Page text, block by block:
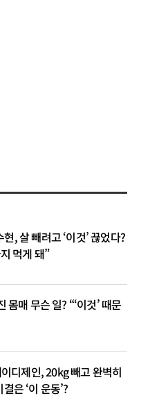
현, 살 빼려고 ‘이것’ 끊었다?
먹게 돼”
몸매 무슨 일? “‘이것’ 때문
이디제인, 20kg 빼고 완벽히
은 ‘이 운동’?